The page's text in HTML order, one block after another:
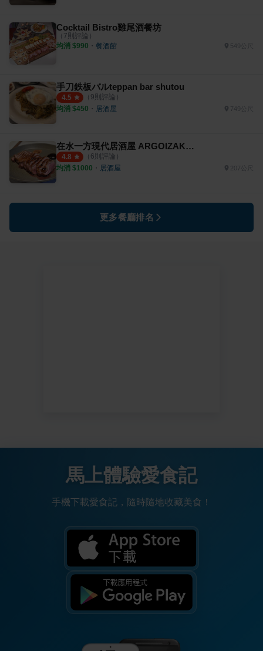
Cocktail Bistro雞尾酒餐坊
（ 7則評論）
均消 $990 ・ 餐酒館 549公尺
手刀鉄板バルteppan bar shutou
4.5 （ 9則評論）
均消 $450 ・ 居酒屋 749公尺
在水一方現代居酒屋 ARGOIZAKAYA
4.8 （ 6則評論）
均消 $1000 ・ 居酒屋
更多餐廳排名
馬上體驗愛食記
手機下載愛食記，隨時隨地收藏美食！